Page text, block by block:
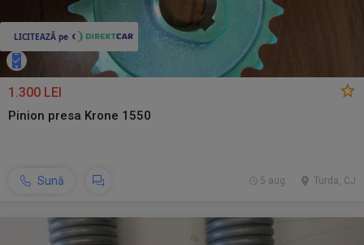
1.300 LEI
Pinion presa Krone 1550
Sună Turda, CJ
5 aug.